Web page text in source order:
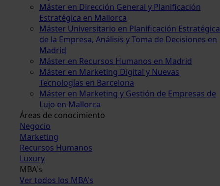
Máster en Dirección General y Planificación
Estratégica en Mallorca
Máster Universitario en Planificación Estratégica
de la Empresa, Análisis y Toma de Decisiones en
Madrid
Máster en Recursos Humanos en Madrid
Máster en Marketing Digital y Nuevas
Tecnologías en Barcelona
Máster en Marketing y Gestión de Empresas de
Lujo en Mallorca
Áreas de conocimiento
Negocio
Marketing
Recursos Humanos
Luxury
MBA's
Ver todos los MBA's